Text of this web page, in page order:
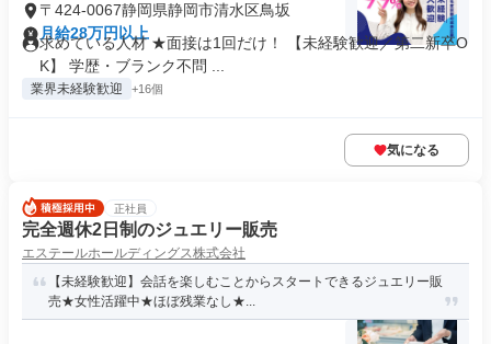
〒424-0067静岡県静岡市清水区鳥坂
月給28万円以上
求めている人材 ★面接は1回だけ！ 【未経験歓迎／第二新卒O
K】 学歴・ブランク不問 ...
業界未経験歓迎 +16個
気になる
正社員
完全週休2日制のジュエリー販売
エステールホールディングス株式会社
【未経験歓迎】会話を楽しむことからスタートできるジュエリー販
売★女性活躍中★ほぼ残業なし★...